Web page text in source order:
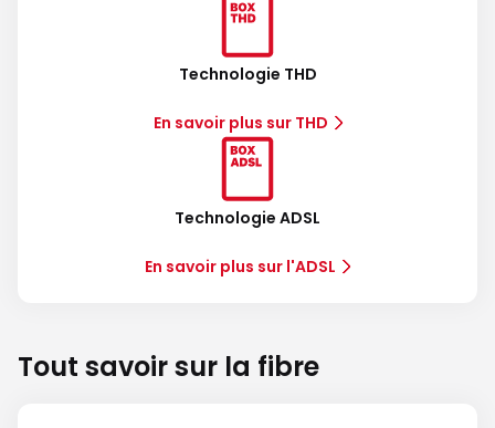
Technologie THD
En savoir plus sur THD
Technologie ADSL
En savoir plus sur l'ADSL
Tout savoir sur la fibre